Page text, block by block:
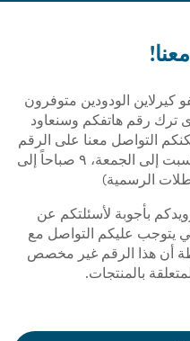
كيرلاين الودودين متوفرون
ترك رقم هاتفكم وسنعاود
التواصل معنا على الرقم
المجاني ٠٠٩٧١٤٣٨٣٩٨٨٨ (من السبت إلى الجمعة، ٩ صباحاً إلى
بأجوبة لأسئلتكم عن
يتوجب عليكم التواصل مع
أن هذا الرقم غير مخصص
بالمنتجات.